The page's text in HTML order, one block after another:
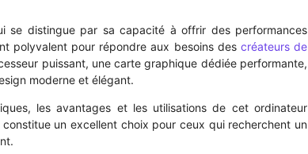
se distingue par sa capacité à offrir des performances
polyvalent pour répondre aux besoins des créateurs de
puissant, une carte graphique dédiée performante,
moderne et élégant.
les avantages et les utilisations de cet ordinateur
un excellent choix pour ceux qui recherchent un